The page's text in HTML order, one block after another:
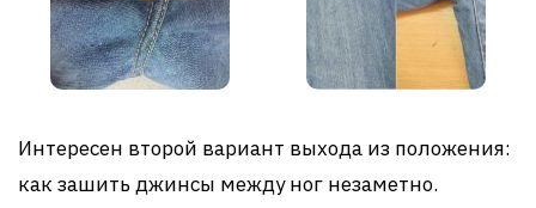
Интересен второй вариант выхода из положения:
как зашить джинсы между ног незаметно.